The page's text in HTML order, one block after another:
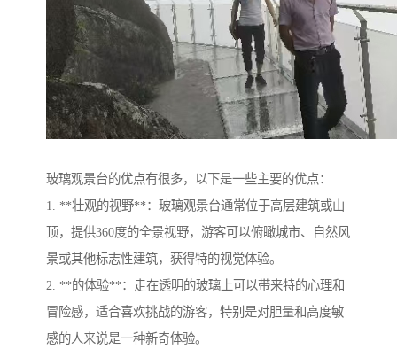
玻璃观景台的优点有很多，以下是一些主要的优点：
1. **壮观的视野**：玻璃观景台通常位于高层建筑或山
顶，提供360度的全景视野，游客可以俯瞰城市、自然风
景或其他标志性建筑，获得特的视觉体验。
2. **的体验**：走在透明的玻璃上可以带来特的心理和
冒险感，适合喜欢挑战的游客，特别是对胆量和高度敏
感的人来说是一种新奇体验。